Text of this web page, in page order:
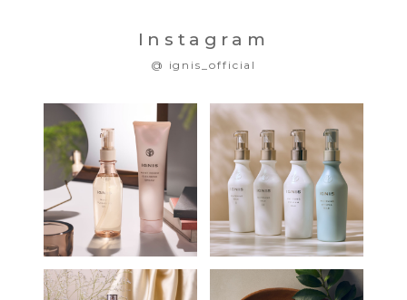
Instagram
@ ignis_official